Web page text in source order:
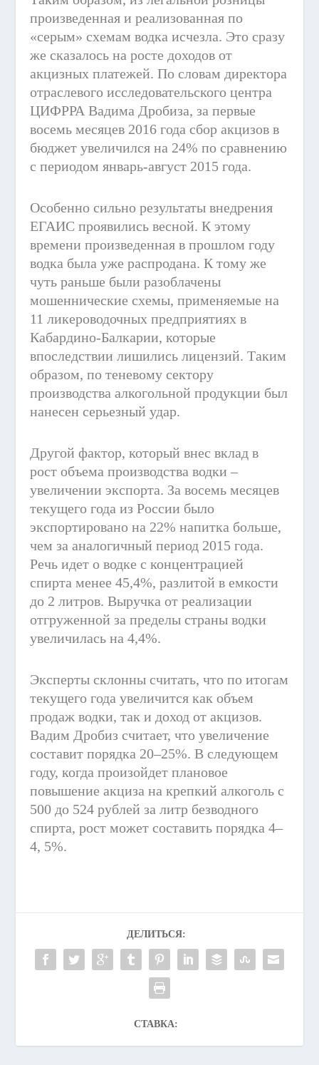
произведенная и реализованная по
«серым» схемам водка исчезла. Это сразу
же сказалось на росте доходов от
акцизных платежей. По словам директора
отраслевого исследовательского центра
ЦИФРРА Вадима Дробиза, за первые
восемь месяцев 2016 года сбор акцизов в
бюджет увеличился на 24% по сравнению
с периодом январь-август 2015 года.
Особенно сильно результаты внедрения
ЕГАИС проявились весной. К этому
времени произведенная в прошлом году
водка была уже распродана. К тому же
чуть раньше были разоблачены
мошеннические схемы, применяемые на
11 ликероводочных предприятиях в
Кабардино-Балкарии, которые
впоследствии лишились лицензий. Таким
образом, по теневому сектору
производства алкогольной продукции был
нанесен серьезный удар.
Другой фактор, который внес вклад в
рост объема производства водки –
увеличении экспорта. За восемь месяцев
текущего года из России было
экспортировано на 22% напитка больше,
чем за аналогичный период 2015 года.
Речь идет о водке с концентрацией
спирта менее 45,4%, разлитой в емкости
до 2 литров. Выручка от реализации
отгруженной за пределы страны водки
увеличилась на 4,4%.
Эксперты склонны считать, что по итогам
текущего года увеличится как объем
продаж водки, так и доход от акцизов.
Вадим Дробиз считает, что увеличение
составит порядка 20–25%. В следующем
году, когда произойдет плановое
повышение акциза на крепкий алкоголь с
500 до 524 рублей за литр безводного
спирта, рост может составить порядка 4–
4, 5%.
ДЕЛИТЬСЯ:
СТАВКА: